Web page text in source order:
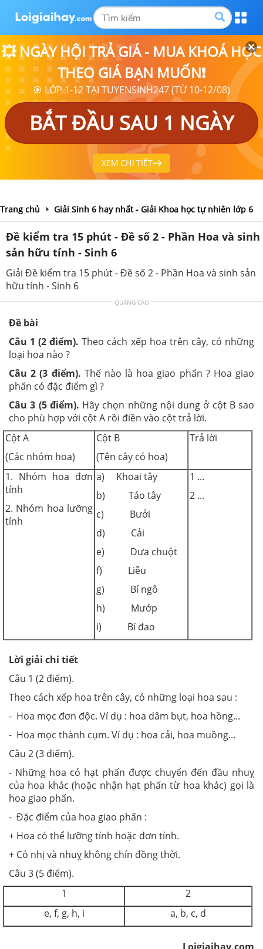
💥 NGÀY HỘI TRẢ GIÁ - MUA KHOÁ HỌC
THEO GIÁ BẠN MUỐN❗
🎯 LỚP 1-12 TẠI TUYENSINH247 (TỪ 10-12/08)
BẮT ĐẦU SAU 1 NGÀY
XEM CHI TIẾT
Trang chủ Giải Sinh 6 hay nhất - Giải Khoa học tự nhiên lớp 6
Đề kiểm tra 15 phút - Đề số 2 - Phần Hoa và sinh
sản hữu tính - Sinh 6
Giải Đề kiểm tra 15 phút - Đề số 2 - Phần Hoa và sinh sản
hữu tính - Sinh 6
QUẢNG CÁO
Đề bài
Câu 1 (2 điểm). Theo cách xếp hoa trên cây, có những
loại hoa nào ?
Câu 2 (3 điểm). Thế nào là hoa giao phấn ? Hoa giao
phấn có đặc điểm gì ?
Câu 3 (5 điểm). Hãy chọn những nội dung ở cột B sao
cho phù hợp với cột A rồi điền vào cột trả lời.
Cột A
(Các nhóm hoa)
Cột B
(Tên cây có hoa)
Trả lời
1. Nhóm hoa đơn
tính
2. Nhóm hoa lưỡng
tính
a) Khoai tây
b) Táo tây
c) Bưởi
d) Cải
e) Dưa chuột
f) Liễu
g) Bí ngô
h) Mướp
i) Bí đao
1 ...
2 ...
Lời giải chi tiết
Câu 1 (2 điểm).
Theo cách xếp hoa trên cây, có những loại hoa sau :
- Hoa mọc đơn độc. Ví dụ : hoa dâm bụt, hoa hồng...
- Hoa mọc thành cụm. Ví dụ : hoa cải, hoa muồng...
Câu 2 (3 điểm).
- Những hoa có hạt phấn được chuyển đến đầu nhuỵ
của hoa khác (hoặc nhận hạt phấn từ hoa khác) gọi là
hoa giao phấn.
- Đặc điểm của hoa giao phấn :
+ Hoa có thể lưỡng tính hoặc đơn tính.
+ Có nhị và nhuỵ không chín đồng thời.
Câu 3 (5 điểm).
1
2
e, f, g, h, i
a, b, c, d